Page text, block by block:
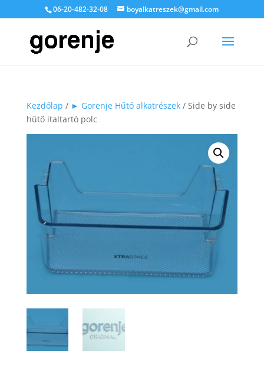
06-20-482-32-08 boyalkatreszek@gmail.com
Kezdőlap / ► Gorenje Hűtő alkatrészek/ Side by side
hűtő italtartó polc